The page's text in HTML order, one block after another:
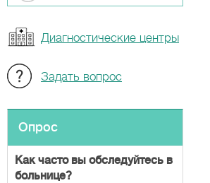
Диагностические центры
Задать вопрос
Опрос
Как часто вы обследуйтесь в
больнице?